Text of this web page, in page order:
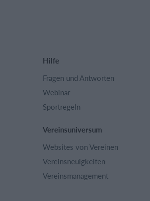
Hilfe
Fragen und Antworten
Webinar
Sportregeln
Vereinsuniversum
Websites von Vereinen
Vereinsneuigkeiten
Vereinsmanagement